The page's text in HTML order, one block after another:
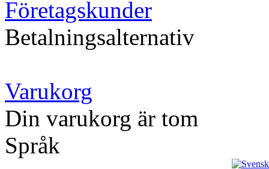
Företagskunder
Betalningsalternativ
Varukorg
Din varukorg är tom
Språk